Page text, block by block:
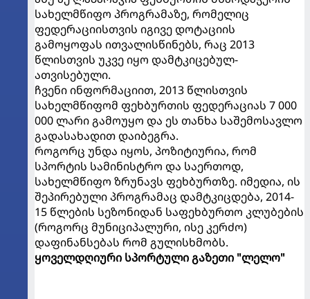
სახელმწიფო პროგრამაზე, რომელიც
ფედერაციისთვის იგივე დოტაციის
გამოყოფას ითვალისწინებს, რაც 2013
წლისთვის უკვე იყო დამტკიცებულ-
ათვისებული.
ჩვენი ინფორმაციით, 2013 წლისთვის
სახელმწიფომ ფეხბურთის ფედერაციას 7 000
000 ლარი გამოუყო და ეს თანხა საშემოსავლო
გადასახადით დაიბეგრა.
როგორც უნდა იყოს, პოზიტიურია, რომ
სპორტის სამინისტრო და საერთოდ,
სახელმწიფო ზრუნავს ფეხბურთზე. იმედია, ის
შეპირებული პროგრამაც დამტკიცდება, 2014-
15 წლების სეზონიდან საფეხბურთო კლუბების
(როგორც მუნიციპალური, ისე კერძო)
დაფინანსებას რომ გულისხმობს.
ყოველდღიური სპორტული გაზეთი "ლელო"